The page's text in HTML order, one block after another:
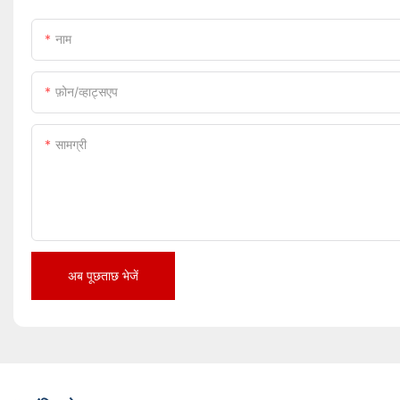
नाम
फ़ोन/व्हाट्सएप
सामग्री
अब पूछताछ भेजें